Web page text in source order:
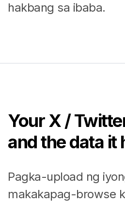
hakbang sa ibaba.
Your X /
and the data it
Pagka-upload ng
makakapag-browse